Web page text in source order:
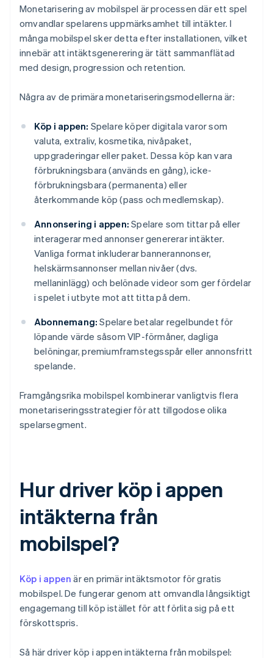
Monetarisering av mobilspel är processen där ett spel
omvandlar spelarens uppmärksamhet till intäkter. I
många mobilspel sker detta efter installationen, vilket
innebär att intäktsgenerering är tätt sammanflätad
med design, progression och retention.
Några av de primära monetariseringsmodellerna är:
Köp i appen: Spelare köper digitala varor som
valuta, extraliv, kosmetika, nivåpaket,
uppgraderingar eller paket. Dessa köp kan vara
förbrukningsbara (används en gång), icke-
förbrukningsbara (permanenta) eller
återkommande köp (pass och medlemskap).
Annonsering i appen: Spelare som tittar på eller
interagerar med annonser genererar intäkter.
Vanliga format inkluderar bannerannonser,
helskärmsannonser mellan nivåer (dvs.
mellaninlägg) och belönade videor som ger fördelar
i spelet i utbyte mot att titta på dem.
Abonnemang: Spelare betalar regelbundet för
löpande värde såsom VIP-förmåner, dagliga
belöningar, premiumframstegsspår eller annonsfritt
spelande.
Framgångsrika mobilspel kombinerar vanligtvis flera
monetariseringsstrategier för att tillgodose olika
spelarsegment.
Hur driver köp i appen
intäkterna från
mobilspel?
Köp i appen är en primär intäktsmotor för gratis
mobilspel. De fungerar genom att omvandla långsiktigt
engagemang till köp istället för att förlita sig på ett
förskottspris.
Så här driver köp i appen intäkterna från mobilspel: